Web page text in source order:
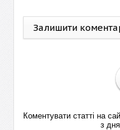
Залишити
Коментувати статті на
з